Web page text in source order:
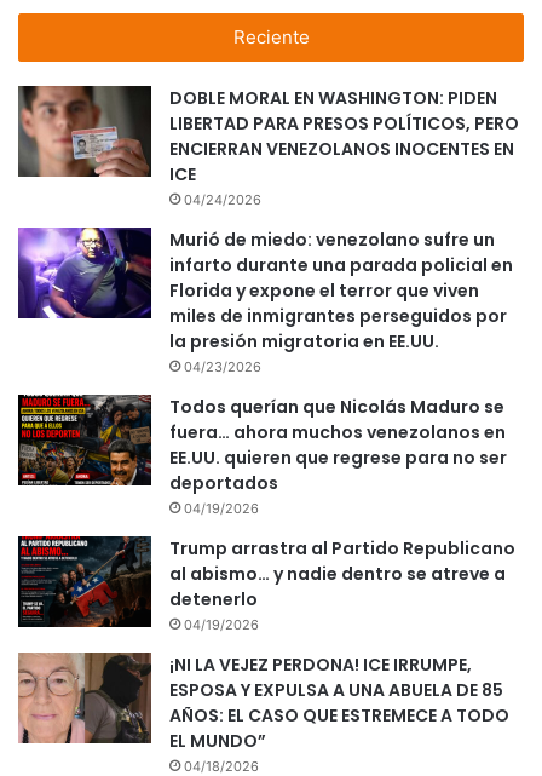
Reciente
DOBLE MORAL EN WASHINGTON: PIDEN
LIBERTAD PARA PRESOS POLÍTICOS, PERO
ENCIERRAN VENEZOLANOS INOCENTES EN
ICE
04/24/2026
Murió de miedo: venezolano sufre un
infarto durante una parada policial en
Florida y expone el terror que viven
miles de inmigrantes perseguidos por
la presión migratoria en EE.UU.
04/23/2026
Todos querían que Nicolás Maduro se
fuera… ahora muchos venezolanos en
EE.UU. quieren que regrese para no ser
deportados
04/19/2026
Trump arrastra al Partido Republicano
al abismo… y nadie dentro se atreve a
detenerlo
04/19/2026
¡NI LA VEJEZ PERDONA! ICE IRRUMPE,
ESPOSA Y EXPULSA A UNA ABUELA DE 85
AÑOS: EL CASO QUE ESTREMECE A TODO
EL MUNDO”
04/18/2026